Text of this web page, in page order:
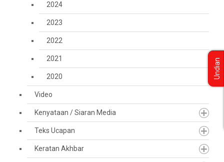
2024
2023
2022
2021
2020
Video
Kenyataan / Siaran Media
Teks Ucapan
Keratan Akhbar
Undian